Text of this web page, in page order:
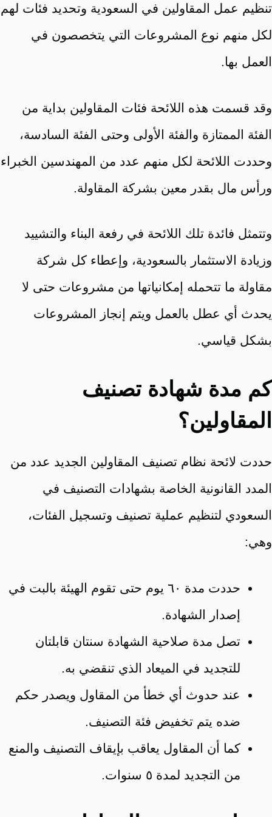
تنظيم عمل المقاولين في السعودية وتحديد فئات لهم
لكل منهم نوع المشروعات التي يتخصصون في
العمل بها.
وقد قسمت هذه اللائحة فئات المقاولين بداية من
الفئة الممتازة والفئة الأولى وحتى الفئة السادسة،
وحددت اللائحة لكل منهم عدد من المهندسين الخبراء
ورأس مال بقدر معين بشركة المقاولة.
وتتمثل فائدة تلك اللائحة في رفعة البناء والتشييد
وزيادة الاستثمار بالسعودية، وإعطاء كل شركة
مقاولة ما تتحمله إمكانياتها من مشروعات حتى لا
يحدث أي عطل بالعمل ويتم إنجاز المشروعات
بشكل قياسي.
كم مدة شهادة تصنيف
المقاولين؟
حددت لائحة نظام تصنيف المقاولين الجديد عدد من
المدد القانونية الخاصة بشهادات التصنيف في
السعودي لتنظيم عملية تصنيف وتسجيل الفئات،
وهي:
حددت مدة ٦٠ يوم حتى تقوم الهيئة بالبت في
إصدار الشهادة.
تصل مدة صلاحية الشهادة سنتان قابلتان
للتجديد في الميعاد الذي تنقضي به.
عند حدوث أي خطأ من المقاول ويصدر حكم
ضده يتم تخفيض فئة التصنيف.
كما أن المقاول يعاقب بإيقاف التصنيف والمنع
من التجديد لمدة ٥ سنوات.